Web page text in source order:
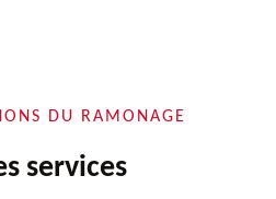
DU RAMONAGE
services